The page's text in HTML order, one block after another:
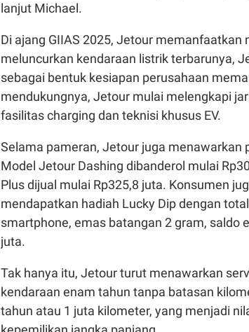
lanjut Michael.
Di ajang GIIAS 2025, Jetour
meluncurkan kendaraan listrik terbarunya,
sebagai bentuk kesiapan perusahaan
mendukungnya, Jetour mulai melengkapi
fasilitas charging dan teknisi khusus EV.
Selama pameran, Jetour juga menawarkan
Model Jetour Dashing dibanderol mulai
Plus dijual mulai Rp325,8 juta. Konsumen
mendapatkan hadiah Lucky Dip dengan
smartphone, emas batangan 2 gram, saldo
juta.
Tak hanya itu, Jetour turut menawarkan
kendaraan enam tahun tanpa batasan
tahun atau 1 juta kilometer, yang menjadi